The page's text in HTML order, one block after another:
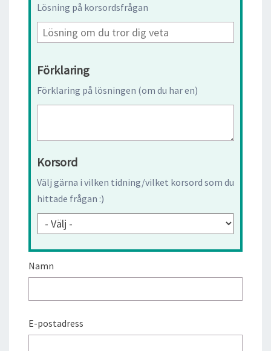
Lösning på korsordsfrågan
Förklaring
Förklaring på lösningen (om du har en)
Korsord
Välj gärna i vilken tidning/vilket korsord som du
hittade frågan :)
Namn
E-postadress